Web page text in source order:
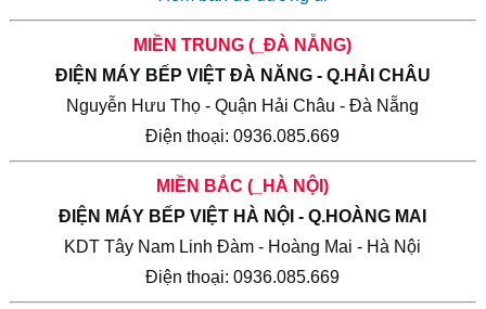
MIỀN TRUNG (_ĐÀ NẴNG)
ĐIỆN MÁY BẾP VIỆT ĐÀ NĂNG - Q.HẢI CHÂU
Nguyễn Hưu Thọ - Quận Hải Châu - Đà Nẵng
Điện thoại: 0936.085.669
MIỀN BẮC (_HÀ NỘI)
ĐIỆN MÁY BẾP VIỆT HÀ NỘI - Q.HOÀNG MAI
KDT Tây Nam Linh Đàm - Hoàng Mai - Hà Nội
Điện thoại: 0936.085.669